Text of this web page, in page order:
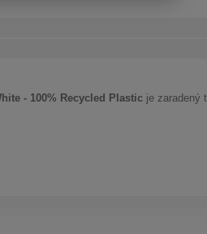
- 100% Recycled Plasticje zaradený